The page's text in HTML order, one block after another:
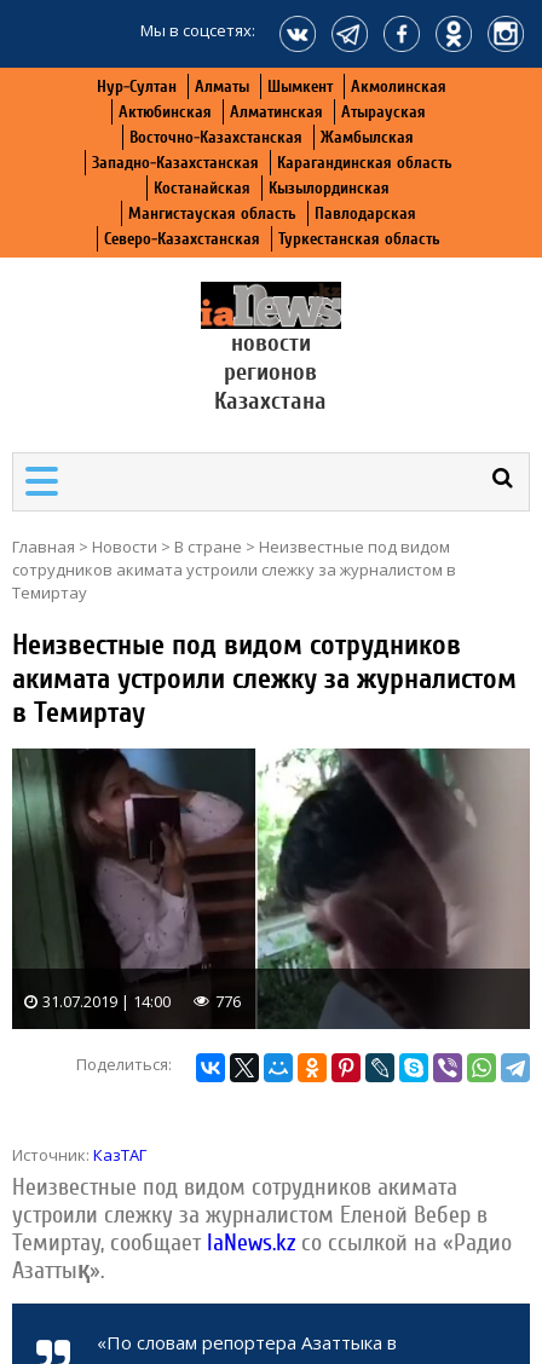
Мы в соцсетях:
Нур-Султан Алматы Шымкент
Акмолинская
Актюбинская
Алматинская
Атырауская
Восточно-Казахстанская
Жамбылская
Западно-Казахстанская
Карагандинская область
Костанайская
Кызылординская
Мангистауская область
Павлодарская
Северо-Казахстанская
Туркестанская область
новости
регионов
Казахстана
Главная > Новости > В стране > Неизвестные под видом
сотрудников акимата устроили слежку за журналистом в
Темиртау
Неизвестные под видом сотрудников
акимата устроили слежку за журналистом
в Темиртау
31.07.2019 | 14:00 776
Поделиться:
Источник: КазТАГ
Неизвестные под видом сотрудников акимата
устроили слежку за журналистом Еленой Вебер в
Темиртау, сообщаетIaNews.kz со ссылкой на «Радио
Азаттық».
«По словам репортера Азаттыка в